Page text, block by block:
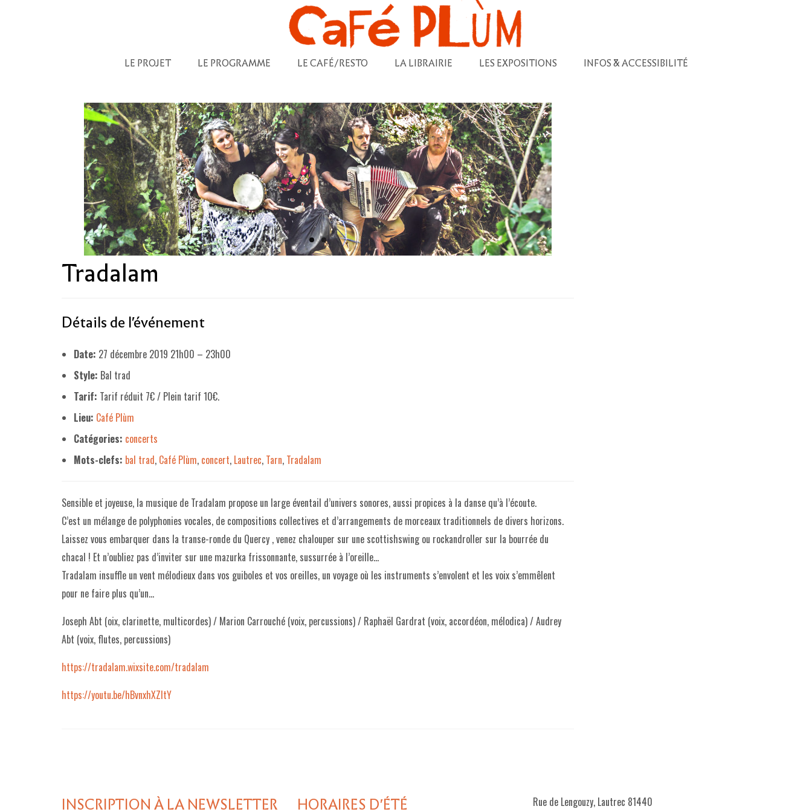
LE PROJET LE PROGRAMME LE CAFÉ/RESTO LA LIBRAIRIE LES EXPOSITIONS INFOS & ACCESSIBILITÉ
Tradalam
Détails de l'événement
Date: 27 décembre 2019 21h00 – 23h00
Style: Bal trad
Tarif: Tarif réduit 7€ / Plein tarif 10€.
Lieu: Café Plùm
Catégories: concerts
Mots-clefs: bal trad, Café Plùm, concert, Lautrec, Tarn, Tradalam
Sensible et joyeuse, la musique de Tradalam propose un large éventail d’univers sonores, aussi propices à la danse qu’à l’écoute.
C’est un mélange de polyphonies vocales, de compositions collectives et d’arrangements de morceaux traditionnels de divers horizons.
Laissez vous embarquer dans la transe-ronde du Quercy , venez chalouper sur une scottishswing ou rockandroller sur la bourrée du
chacal ! Et n’oubliez pas d’inviter sur une mazurka frissonnante, sussurrée à l’oreille…
Tradalam insuffle un vent mélodieux dans vos guiboles et vos oreilles, un voyage où les instruments s’envolent et les voix s’emmêlent
pour ne faire plus qu’un…
Joseph Abt (oix, clarinette, multicordes) / Marion Carrouché (voix, percussions) / Raphaël Gardrat (voix, accordéon, mélodica) / Audrey
Abt (voix, flutes, percussions)
https://tradalam.wixsite.com/tradalam
https://youtu.be/hBvnxhXZltY
INSCRIPTION À LA NEWSLETTER HORAIRES D'ÉTÉ Rue de Lengouzy, Lautrec 81440